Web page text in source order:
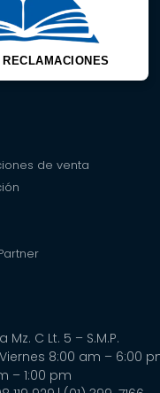
de venta
C Lt. 5 – S.M.P.
8:00 am – 6:00
– 1:00 pm